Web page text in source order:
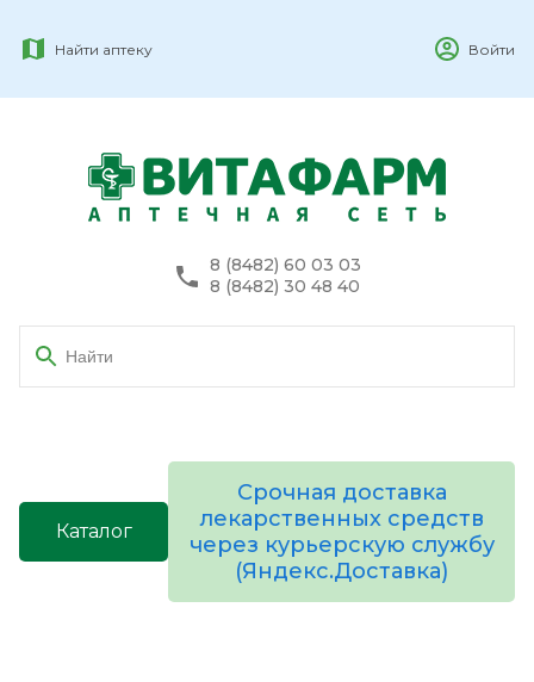
Найти аптеку Войти
8 (8482) 60 03 03
8 (8482) 30 48 40
Каталог
Срочная доставка
лекарственных средств
через курьерскую службу
(Яндекс.Доставка)